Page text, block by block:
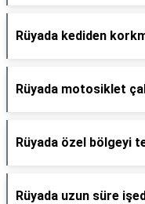
Rüyada kediden
Rüyada motosiklet
Rüyada özel bölgeyi
Rüyada uzun süre